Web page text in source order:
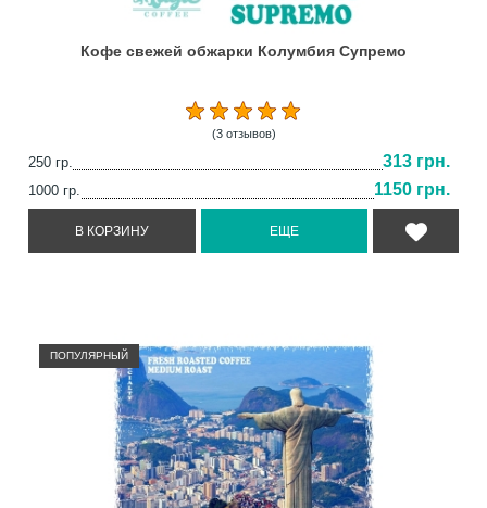
Кофе свежей обжарки Колумбия Супремо
(3 отзывов)
250 гр. 313 грн.
1000 гр. 1150 грн.
ПОПУЛЯРНЫЙ